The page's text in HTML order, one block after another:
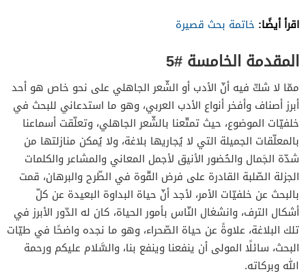
اقرأ أيضًا: خاتمة بحث قصيرة
المقدمة الخامسة #5
ممّا لا شكّ فيه أنّ الأدب أو الشّعر الجاهلي على نحو خاص هو أحد
أبرز أصناف وأفخر أنواع الأدب العربي، وهو ما استدعاني للبحث في
خلفيّات الموضوع، حيث تمتّعنا بالشّعر الجاهلي، وتعلّقت أسماعنا
بالمعلّقات الجميلة التي لا يُجاريها بلاغة، ولا يُمكن منازلتها من
شدّة الجَمال والحُضور الأنيق لأجمل المعاني والمشاعر والكلمات
الجزلة الصّلبة القادرة على فرض القّوة في الطّرح والبرهان، قمت
بالبحث عن خلفيّات الأمر، لأجد أنّ حياة البداوة البعيدة عن كلّ
أشكال الترف، وانشغال النّاس بأمور الحياة، كان له الدّور الأبرز في
تلك البلاغة، علاوةً عن حياة الصّحراء، وهو ما نجده واضحًا في طيّات
البحث، سائلًا المولى أن ينفعنا وينفع بنا، والسَّلام عليكم ورحمة
الله وبركاته.